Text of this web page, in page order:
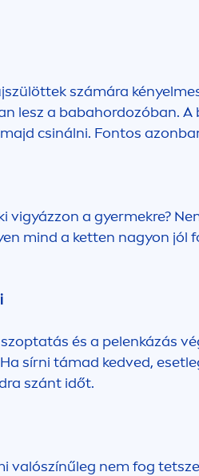
számára
a babahordozóban. A
csinálni. Fontos
a gyermekre?
mind a ketten nagyon jól
és a pelenkázás
sírni támad kedved,
szánt időt.
valószínűleg nem fog